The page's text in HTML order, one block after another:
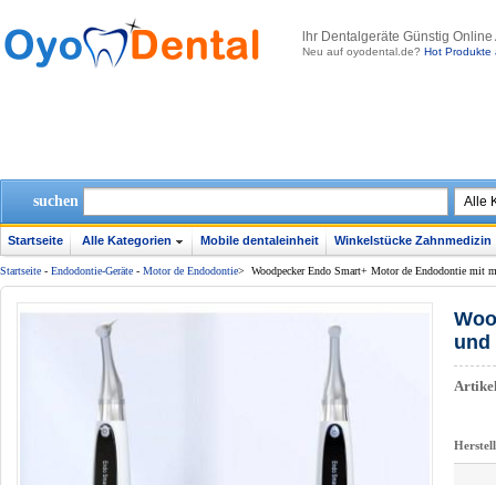
lhr Dentalgeräte Günstig
Neu auf oyodental.de? Hot Produkte
suchen
Startseite Alle Kategorien Mobile dentaleinheit Winkelstücke Zahnmedizin
Startseite - Endodontie-Geräte - Motor de Endodontie> Woodpecker Endo Smart+ Motor de Endodontie mit
und